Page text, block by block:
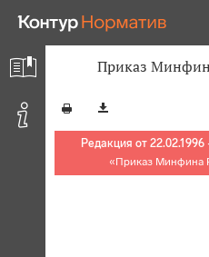
Приказ
Редакция от
«Приказ Минфина